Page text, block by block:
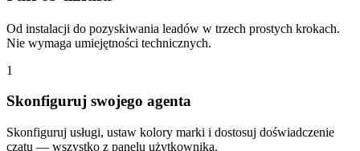
Od instalacji do pozyskiwania leadów w trzech prostych krokach.
Nie wymaga umiejętności technicznych.
1
Skonfiguruj swojego agenta
Skonfiguruj usługi, ustaw kolory marki i dostosuj doświadczenie
czatu — wszystko z panelu użytkownika.